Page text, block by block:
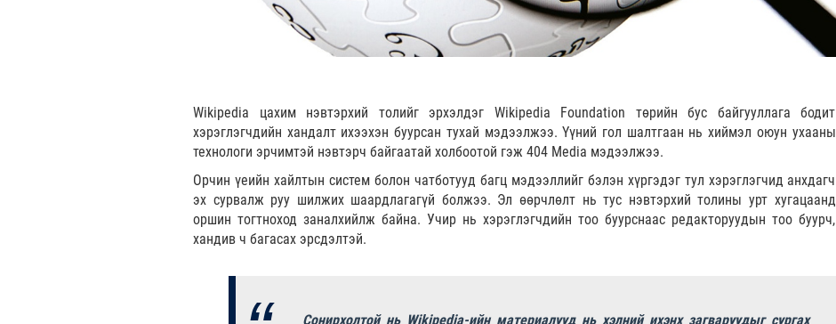
Wikipediа цахим нэвтэрхий толийг эрхэлдэг Wikipedia Foundation төрийн бус байгууллага бодит
хэрэглэгчдийн хандалт ихээхэн буурсан тухай мэдээлжээ. Үүний гол шалтгаан нь хиймэл оюун ухааны
технологи эрчимтэй нэвтэрч байгаатай холбоотой гэж 404 Media мэдээлжээ.
Орчин үеийн хайлтын систем болон чатботууд багц мэдээллийг бэлэн хүргэдэг тул хэрэглэгчид анхдагч
эх сурвалж руу шилжих шаардлагагүй болжээ. Эл өөрчлөлт нь тус нэвтэрхий толины урт хугацаанд
оршин тогтноход заналхийлж байна. Учир нь хэрэглэгчдийн тоо буурснаас редакторуудын тоо буурч,
хандив ч багасах эрсдэлтэй.
Сонирхолтой нь Wikipedia-ийн материалууд нь хэлний ихэнх загваруудыг сургах